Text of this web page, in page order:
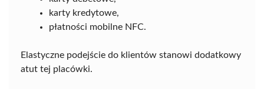
karty kredytowe,
płatności mobilne NFC.
Elastyczne podejście do klientów stanowi dodatkowy
atut tej placówki.